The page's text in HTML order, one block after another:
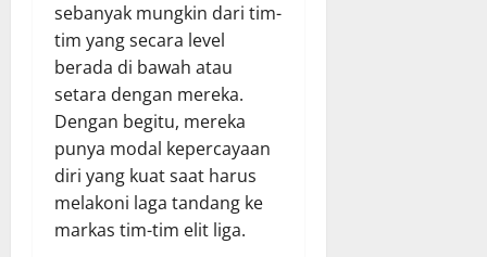
sebanyak mungkin dari tim-
tim yang secara level
berada di bawah atau
setara dengan mereka.
Dengan begitu, mereka
punya modal kepercayaan
diri yang kuat saat harus
melakoni laga tandang ke
markas tim-tim elit liga.